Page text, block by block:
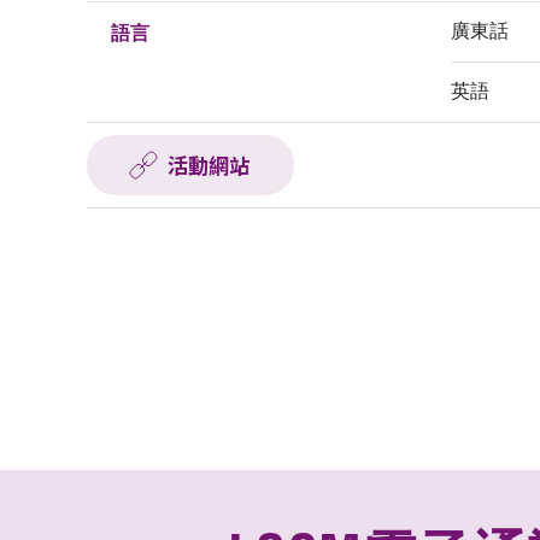
語言 廣東話
英語
活動網站